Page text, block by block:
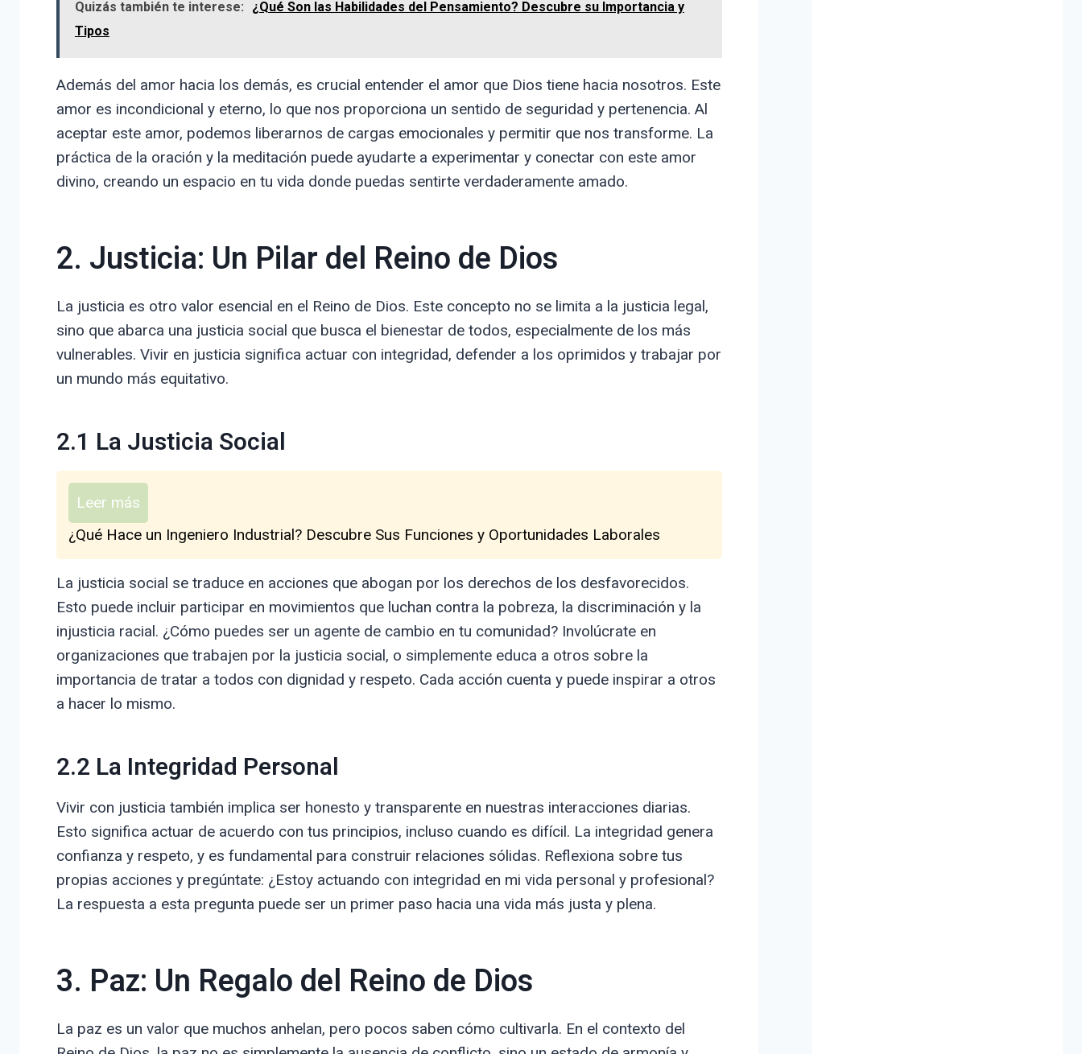
Quizás también te interese:
¿Qué Son las Habilidades del Pensamiento? Descubre su Importancia y
Tipos
Además del amor hacia los demás, es crucial entender el amor que Dios tiene hacia nosotros. Este
amor es incondicional y eterno, lo que nos proporciona un sentido de seguridad y pertenencia. Al
aceptar este amor, podemos liberarnos de cargas emocionales y permitir que nos transforme. La
práctica de la oración y la meditación puede ayudarte a experimentar y conectar con este amor
divino, creando un espacio en tu vida donde puedas sentirte verdaderamente amado.
2. Justicia: Un Pilar del Reino de Dios
La justicia es otro valor esencial en el Reino de Dios. Este concepto no se limita a la justicia legal,
sino que abarca una justicia social que busca el bienestar de todos, especialmente de los más
vulnerables. Vivir en justicia significa actuar con integridad, defender a los oprimidos y trabajar por
un mundo más equitativo.
2.1 La Justicia Social
Leer más
¿Qué Hace un Ingeniero Industrial? Descubre Sus Funciones y Oportunidades Laborales
La justicia social se traduce en acciones que abogan por los derechos de los desfavorecidos.
Esto puede incluir participar en movimientos que luchan contra la pobreza, la discriminación y la
injusticia racial. ¿Cómo puedes ser un agente de cambio en tu comunidad? Involúcrate en
organizaciones que trabajen por la justicia social, o simplemente educa a otros sobre la
importancia de tratar a todos con dignidad y respeto. Cada acción cuenta y puede inspirar a otros
a hacer lo mismo.
2.2 La Integridad Personal
Vivir con justicia también implica ser honesto y transparente en nuestras interacciones diarias.
Esto significa actuar de acuerdo con tus principios, incluso cuando es difícil. La integridad genera
confianza y respeto, y es fundamental para construir relaciones sólidas. Reflexiona sobre tus
propias acciones y pregúntate: ¿Estoy actuando con integridad en mi vida personal y profesional?
La respuesta a esta pregunta puede ser un primer paso hacia una vida más justa y plena.
3. Paz: Un Regalo del Reino de Dios
La paz es un valor que muchos anhelan, pero pocos saben cómo cultivarla. En el contexto del